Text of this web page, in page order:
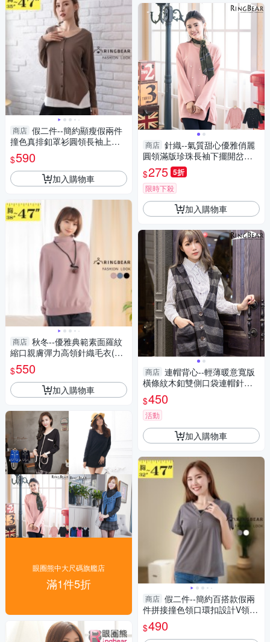
商店 假二件--簡約顯瘦假兩件
撞色真排釦罩衫圓領長袖上衣
(咖L-3L)-X567眼圈熊中大尺碼
$590
加入購物車
商店 秋冬--優雅典範素面羅紋
縮口親膚彈力高領針織毛衣(黑.
粉.藍XL-3L)-X453眼圈熊中大
尺碼
$550
加入購物車
眼圈熊中大尺碼旗艦店
滿1件5折
商店 針織--氣質甜心優雅俏麗
圓領滿版珍珠長袖下擺開岔磨
毛長版上衣(黑.粉XL-5L)-A283
眼圈熊中大尺碼
$275 5折
限時下殺
加入購物車
商店 連帽背心--輕薄暖意寬版
橫條紋木釦雙側口袋連帽針織
長版背心(黑.灰XL-4L)-J293眼
圈熊中大尺碼
$450
活動
加入購物車
商店 假二件--簡約百搭款假兩
件拼接撞色領口環扣設計V領短
袖上衣(白.灰M-3L)-U709眼圈
熊中大尺碼
$490